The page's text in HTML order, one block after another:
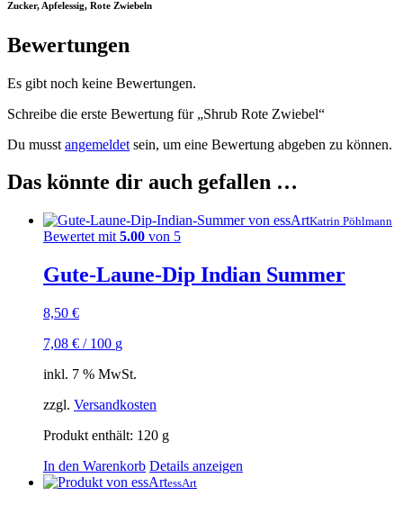
Zucker, Apfelessig, Rote Zwiebeln
Bewertungen
Es gibt noch keine Bewertungen.
Schreibe die erste Bewertung für „Shrub Rote Zwiebel“
Du musst angemeldet sein, um eine Bewertung abgeben zu können.
Das könnte dir auch gefallen …
Katrin Pöhlmann
Bewertet mit 5.00 von 5
Gute-Laune-Dip Indian Summer
8,50 €
7,08 € / 100 g
inkl. 7 % MwSt.
zzgl. Versandkosten
Produkt enthält: 120 g
In den Warenkorb Details anzeigen
essArt